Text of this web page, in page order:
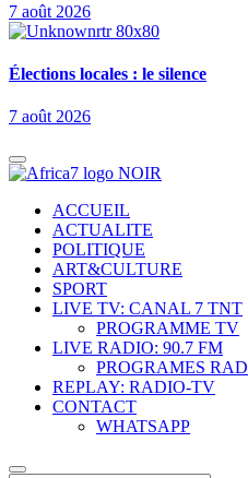
7 août 2026
Élections locales : le silence
7 août 2026
ACCUEIL
ACTUALITE
POLITIQUE
ART&CULTURE
SPORT
LIVE TV: CANAL 7 TNT
PROGRAMME TV
LIVE RADIO: 90.7 FM
PROGRAMES
REPLAY: RADIO-TV
CONTACT
WHATSAPP